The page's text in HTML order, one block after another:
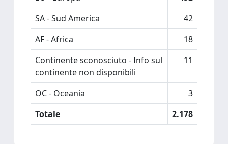
SA - Sud America
42
AF - Africa
18
Continente sconosciuto - Info sul
continente non disponibili
11
OC - Oceania
3
Totale
2.178